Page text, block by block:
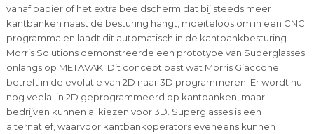
vanaf papier of het extra beeldscherm dat bij steeds meer
kantbanken naast de besturing hangt, moeiteloos om in een CNC
programma en laadt dit automatisch in de kantbankbesturing.
Morris Solutions demonstreerde een prototype van Superglasses
onlangs op METAVAK. Dit concept past wat Morris Giaccone
betreft in de evolutie van 2D naar 3D programmeren. Er wordt nu
nog veelal in 2D geprogrammeerd op kantbanken, maar
bedrijven kunnen al kiezen voor 3D. Superglasses is een
alternatief, waarvoor kantbankoperators eveneens kunnen